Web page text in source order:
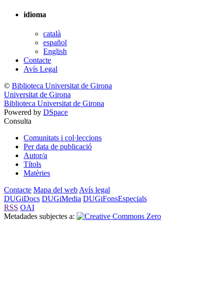
idioma
català
español
English
Contacte
Avís Legal
© Biblioteca Universitat de Girona
Universitat de Girona
Biblioteca Universitat de Girona
Powered by DSpace
Consulta
Comunitats i col·leccions
Per data de publicació
Autor/a
Títols
Matèries
Contacte Mapa del web Avís legal
DUGiDocs DUGiMedia DUGiFonsEspecials
RSS OAI
Metadades subjectes a: